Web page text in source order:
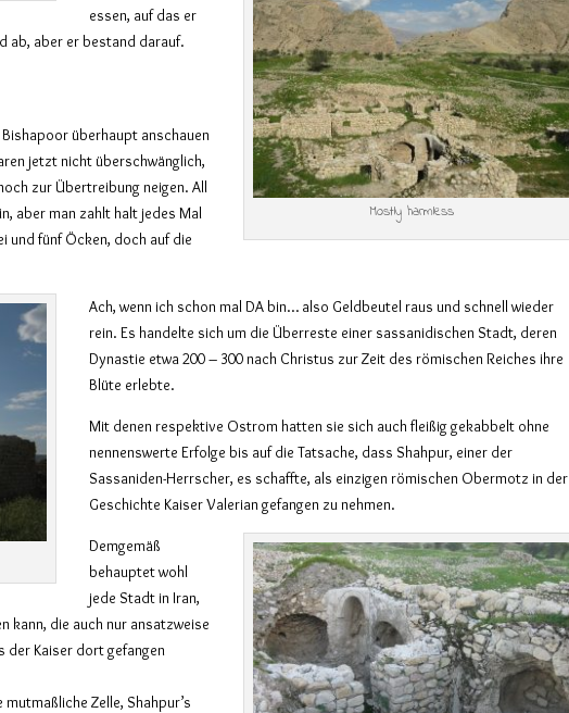
Mostly harmless
essen, auf das er
ab, aber er bestand darauf.
überhaupt anschauen
jetzt nicht überschwänglich,
zur Übertreibung neigen. All
aber man zahlt halt jedes Mal
und fünf Öcken, doch auf die
Ach, wenn ich schon mal DA bin… also Geldbeutel raus und schnell wieder
rein. Es handelte sich um die Überreste einer sassanidischen Stadt, deren
Dynastie etwa 200 – 300 nach Christus zur Zeit des römischen Reiches ihre
Blüte erlebte.
Mit denen respektive Ostrom hatten sie sich auch fleißig gekabbelt ohne
nennenswerte Erfolge bis auf die Tatsache, dass Shahpur, einer der
Sassaniden-Herrscher, es schaffte, als einzigen römischen Obermotz in der
Geschichte Kaiser Valerian gefangen zu nehmen.
Demgemäß
behauptet wohl
jede Stadt in Iran,
kann, die auch nur ansatzweise
der Kaiser dort gefangen
Zelle, Shahpur’s